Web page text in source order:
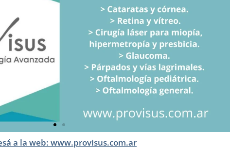
a la web: www.provisus.com.ar